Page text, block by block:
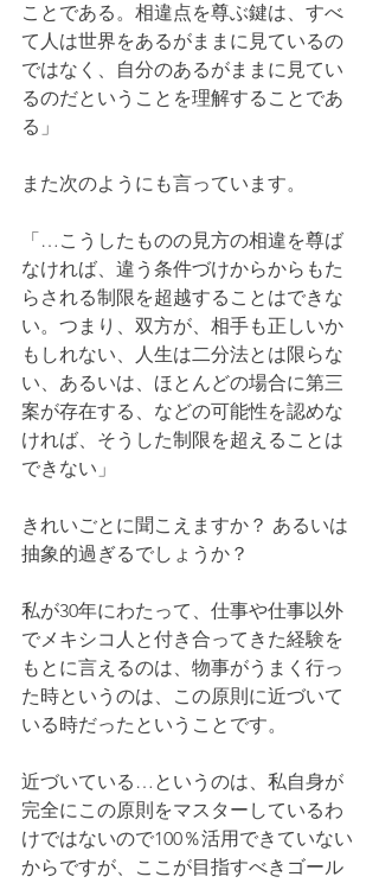
ことである。相違点を尊ぶ鍵は、すべ
て人は世界をあるがままに見ているの
ではなく、自分のあるがままに見てい
るのだということを理解することであ
る」
また次のようにも言っています。
「…こうしたものの見方の相違を尊ば
なければ、違う条件づけからからもた
らされる制限を超越することはできな
い。つまり、双方が、相手も正しいか
もしれない、人生は二分法とは限らな
い、あるいは、ほとんどの場合に第三
案が存在する、などの可能性を認めな
ければ、そうした制限を超えることは
できない」
きれいごとに聞こえますか？ あるいは
抽象的過ぎるでしょうか？
私が30年にわたって、仕事や仕事以外
でメキシコ人と付き合ってきた経験を
もとに言えるのは、物事がうまく行っ
た時というのは、この原則に近づいて
いる時だったということです。
近づいている…というのは、私自身が
完全にこの原則をマスターしているわ
けではないので100％活用できていない
からですが、ここが目指すべきゴール